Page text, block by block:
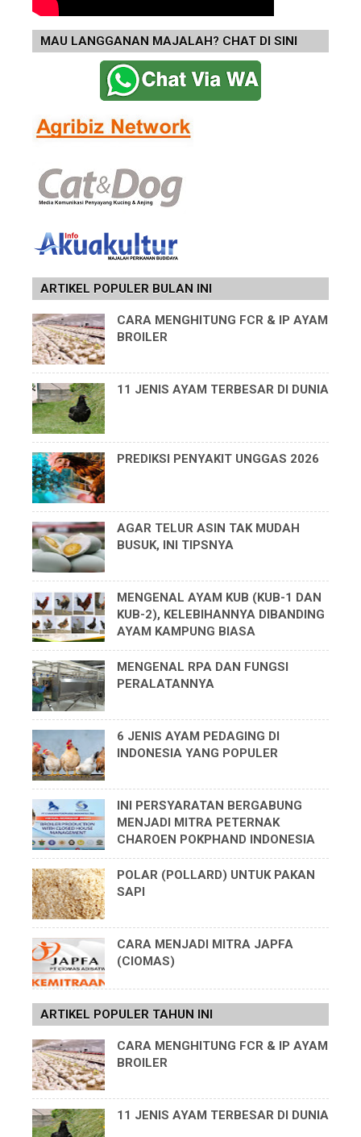
MAU LANGGANAN MAJALAH? CHAT DI SINI
ARTIKEL POPULER BULAN INI
CARA MENGHITUNG FCR & IP AYAM
BROILER
11 JENIS AYAM TERBESAR DI DUNIA
PREDIKSI PENYAKIT UNGGAS 2026
AGAR TELUR ASIN TAK MUDAH
BUSUK, INI TIPSNYA
MENGENAL AYAM KUB (KUB-1 DAN
KUB-2), KELEBIHANNYA DIBANDING
AYAM KAMPUNG BIASA
MENGENAL RPA DAN FUNGSI
PERALATANNYA
6 JENIS AYAM PEDAGING DI
INDONESIA YANG POPULER
INI PERSYARATAN BERGABUNG
MENJADI MITRA PETERNAK
CHAROEN POKPHAND INDONESIA
POLAR (POLLARD) UNTUK PAKAN
SAPI
CARA MENJADI MITRA JAPFA
(CIOMAS)
ARTIKEL POPULER TAHUN INI
CARA MENGHITUNG FCR & IP AYAM
BROILER
11 JENIS AYAM TERBESAR DI DUNIA